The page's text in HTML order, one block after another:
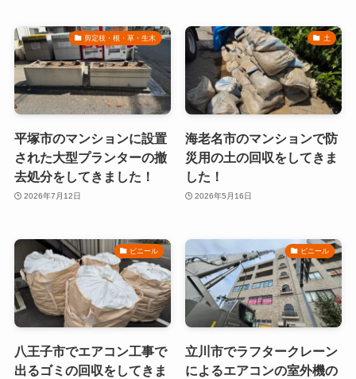
剪定枝・根・草・生木
平塚市のマンションに設置
された大型プランターの撤
去処分をしてきました！
2026年7月12日
土
海老名市のマンションで防
災用の土の回収をしてきま
した！
2026年5月16日
ビニール
八王子市でエアコン工事で
出るゴミの回収をしてきま
ビニール
立川市でラフタークレーン
によるエアコンの室外機の